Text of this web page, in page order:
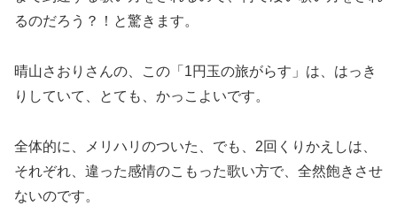
るのだろう？！と驚きます。
晴山さおりさんの、この「1円玉の旅がらす」は、はっき
りしていて、とても、かっこよいです。
全体的に、メリハリのついた、でも、2回くりかえしは、
それぞれ、違った感情のこもった歌い方で、全然飽きさせ
ないのです。